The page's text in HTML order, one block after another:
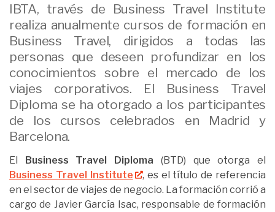
IBTA, través de Business Travel Institute
realiza anualmente cursos de formación en
Business Travel, dirigidos a todas las
personas que deseen profundizar en los
conocimientos sobre el mercado de los
viajes corporativos. El Business Travel
Diploma se ha otorgado a los participantes
de los cursos celebrados en Madrid y
Barcelona.
El Business Travel Diploma (BTD) que otorga el
Business Travel Institute
, es el título de referencia
en el sector de viajes de negocio. La formación corrió a
cargo de Javier García Isac, responsable de formación